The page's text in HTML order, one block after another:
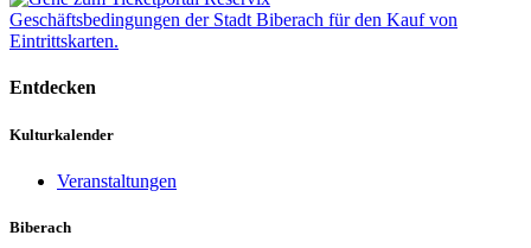
Geschäftsbedingungen der Stadt Biberach für den Kauf von
Eintrittskarten.
Entdecken
Kulturkalender
Veranstaltungen
Biberach